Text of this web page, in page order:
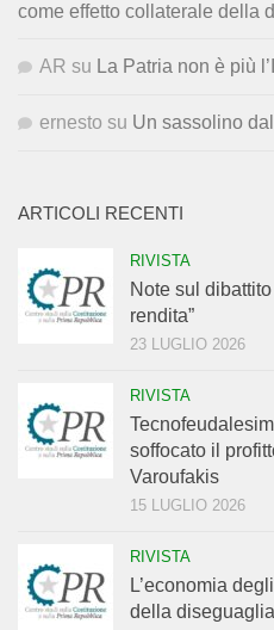
come effetto collaterale della
AR su La Patria non è più
ernesto su Un sassolino
ARTICOLI RECENTI
RIVISTA
Note sul
rendita”
23 LUGLIO 2026
RIVISTA
soffocato il
Varoufakis
15 LUGLIO 2026
RIVISTA
L’economia
della